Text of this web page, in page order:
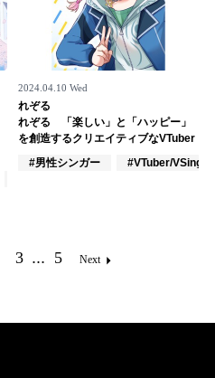
2024.04.10 Wed
れぞる
れぞる 「楽しい」と「ハッピー」
を創造するクリエイティブなVTuber
#男性シンガー
#VTuber/VSinger
3 ... 5 Next